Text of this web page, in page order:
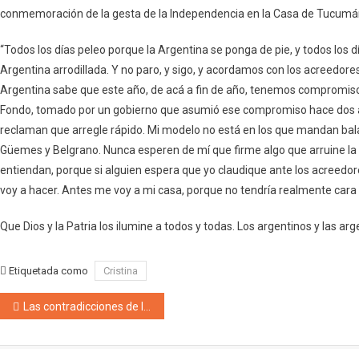
conmemoración de la gesta de la Independencia en la Casa de
“Todos los días peleo porque la Argentina se ponga de pie, y todos los
Argentina arrodillada. Y no paro, y sigo, y acordamos con los
Argentina sabe que este año, de acá a fin de año, tenemos
Fondo, tomado por un gobierno que asumió ese compromiso hace
reclaman que arregle rápido. Mi modelo no está en los que mandan
Güemes y Belgrano. Nunca esperen de mí que firme algo que arruine
entiendan, porque si alguien espera que yo claudique ante los
voy a hacer. Antes me voy a mi casa, porque no tendría realmente
Que Dios y la Patria los ilumine a todos y todas. Los argentinos y las
Etiquetada como Cristina
Navegación de entradas
Las contradicciones de los pseudoliberales de Vamos Mendocinos más cercanos a Cornejo que a Milei